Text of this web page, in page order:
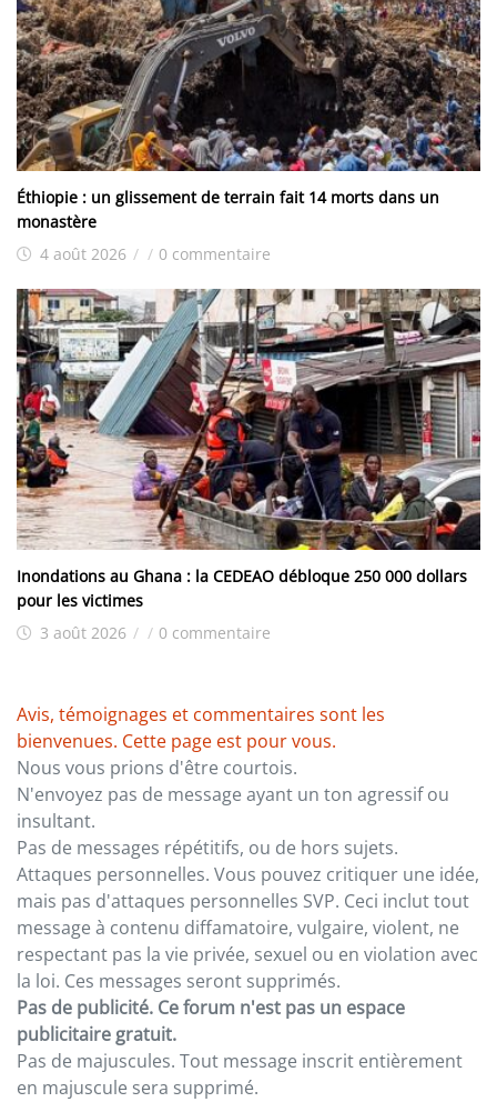
Éthiopie : un glissement de terrain fait 14 morts dans un
monastère
4 août 2026 / / 0 commentaire
Inondations au Ghana : la CEDEAO débloque 250 000 dollars
pour les victimes
3 août 2026 / / 0 commentaire
Avis, témoignages et commentaires sont les
bienvenues. Cette page est pour vous.
Nous vous prions d'être courtois.
N'envoyez pas de message ayant un ton agressif ou
insultant.
Pas de messages répétitifs, ou de hors sujets.
Attaques personnelles. Vous pouvez critiquer une idée,
mais pas d'attaques personnelles SVP. Ceci inclut tout
message à contenu diffamatoire, vulgaire, violent, ne
respectant pas la vie privée, sexuel ou en violation avec
la loi. Ces messages seront supprimés.
Pas de publicité. Ce forum n'est pas un espace
publicitaire gratuit.
Pas de majuscules. Tout message inscrit entièrement
en majuscule sera supprimé.